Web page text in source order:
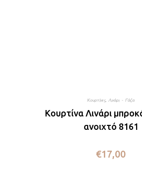
Κουρτίνες, Λινάρι - Γάζα
Κουρτίνα Λινάρι
ανοιχτό 8161
€17,00